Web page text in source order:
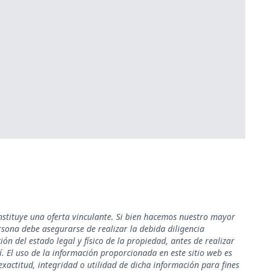
una oferta vinculante. Si bien hacemos nuestro mayor
debe asegurarse de realizar la debida diligencia
del estado legal y físico de la propiedad, antes de realizar
uso de la información proporcionada en este sitio web es
integridad o utilidad de dicha información para fines